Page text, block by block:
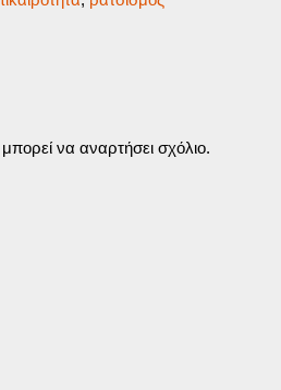
να αναρτήσει σχόλιο.